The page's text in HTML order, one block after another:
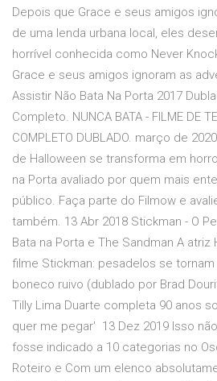
Depois que Grace e seus amigos
de uma lenda urbana local, eles
horrível conhecida como Never
Grace e seus amigos ignoram as
Assistir Não Bata Na Porta 2017
Completo. NUNCA BATA - FILME DE
COMPLETO DUBLADO. março de
de Halloween se transforma em
na Porta avaliado por quem mais
público. Faça parte do Filmow e
também. 13 Abr 2018 Stickman - O
Bata na Porta e The Sandman A
filme Stickman: pesadelos se
boneco ruivo (dublado por Brad
Tilly Lima Duarte completa 90 anos
quer me pegar' 13 Dez 2019 Isso
fosse indicado a 10 categorias no
Roteiro e Com um elenco